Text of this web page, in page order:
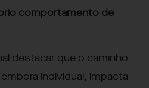
comportamento de
destacar que o caminho
individual, impacta